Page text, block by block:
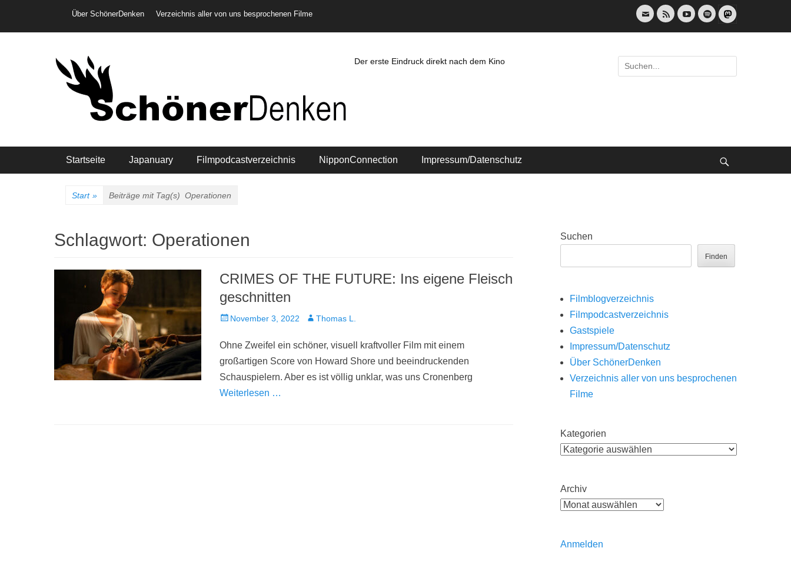
Header-Menü
Über SchönerDenken Verzeichnis aller von uns besprochenen Filme
E-
Mail
Feed YouTubeSpotify
Der erste Eindruck direkt nach dem Kino
Suche
nach:
Hauptmenü
Startseite Japanuary Filmpodcastverzeichnis NipponConnection Impressum/Datenschutz
Start » Beiträge mit Tag(s) Operationen
Schlagwort: Operationen
CRIMES OF THE FUTURE: Ins eigene Fleisch
geschnitten
Veröffentlicht
November 3, 2022 AutorThomas L.
Ohne Zweifel ein schöner, visuell kraftvoller Film mit einem
großartigen Score von Howard Shore und beeindruckenden
Schauspielern. Aber es ist völlig unklar, was uns Cronenberg
Weiterlesen …
Suchen
Finden
Filmblogverzeichnis
Filmpodcastverzeichnis
Gastspiele
Impressum/Datenschutz
Über SchönerDenken
Verzeichnis aller von uns besprochenen
Filme
Kategorien
Archiv
Anmelden